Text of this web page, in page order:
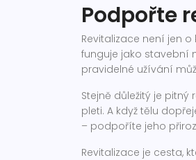
Podpořte
Revitalizace není jen
funguje jako stavební
pravidelné užívání
Stejně důležitý je
pleti. A když tělu
– podpoříte jeho
Revitalizace je cesta,